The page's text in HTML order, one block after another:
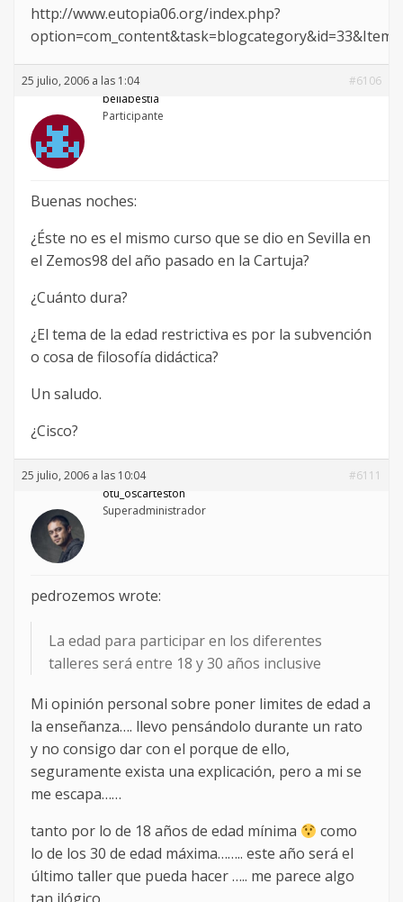
http://www.eutopia06.org/index.php?
25 julio, 2006 a las 1:04
#6106
bellabestia
Participante
Buenas noches:
¿Éste no es el mismo curso que se dio en Sevilla en
el Zemos98 del año pasado en la Cartuja?
¿Cuánto dura?
¿El tema de la edad restrictiva es por la subvención
o cosa de filosofía didáctica?
Un saludo.
¿Cisco?
25 julio, 2006 a las 10:04
#6111
otu_oscarteston
Superadministrador
pedrozemos wrote:
La edad para participar en los diferentes
talleres será entre 18 y 30 años inclusive
Mi opinión personal sobre poner limites de edad a
la enseñanza…. llevo pensándolo durante un rato
y no consigo dar con el porque de ello,
seguramente exista una explicación, pero a mi se
me escapa……
tanto por lo de 18 años de edad mínima
como
lo de los 30 de edad máxima…….. este año será el
último taller que pueda hacer ….. me parece algo